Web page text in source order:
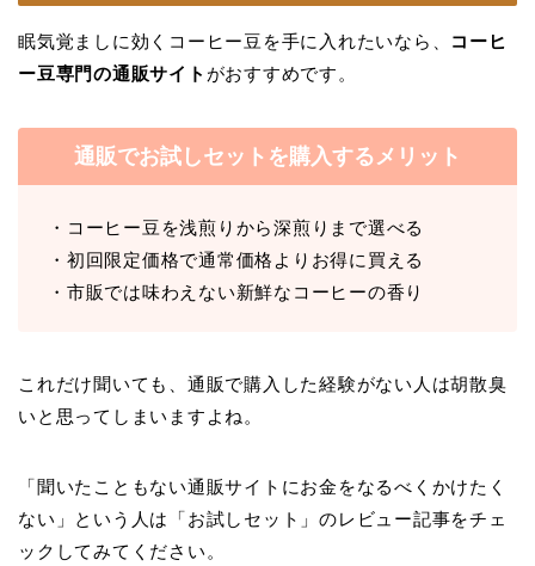
眠気覚ましに効くコーヒー豆を手に入れたいなら、 コーヒ
ー豆専門の通販サイト がおすすめです。
通販でお試しセットを購入するメリット
・コーヒー豆を浅煎りから深煎りまで選べる
・初回限定価格で通常価格よりお得に買える
・市販では味わえない新鮮なコーヒーの香り
これだけ聞いても、通販で購入した経験がない人は胡散臭
いと思ってしまいますよね。
「聞いたこともない通販サイトにお金をなるべくかけたく
ない」という人は「お試しセット」のレビュー記事をチェ
ックしてみてください。